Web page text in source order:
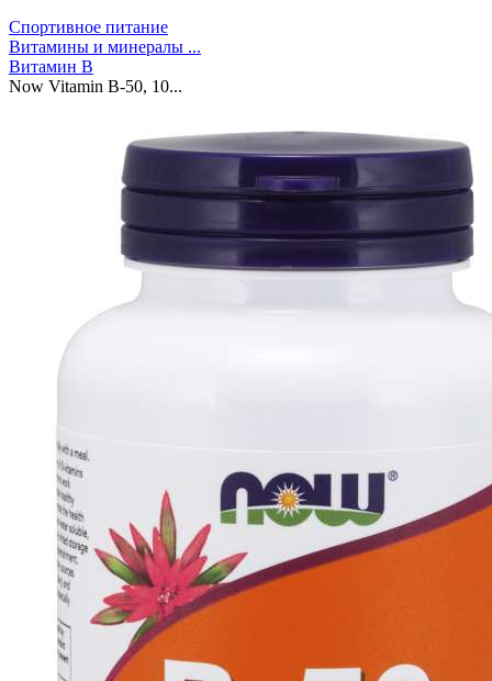
Спортивное питание
Витамины и минералы ...
Витамин B
Now Vitamin B-50, 10...